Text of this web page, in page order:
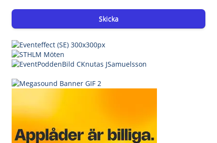
Skicka